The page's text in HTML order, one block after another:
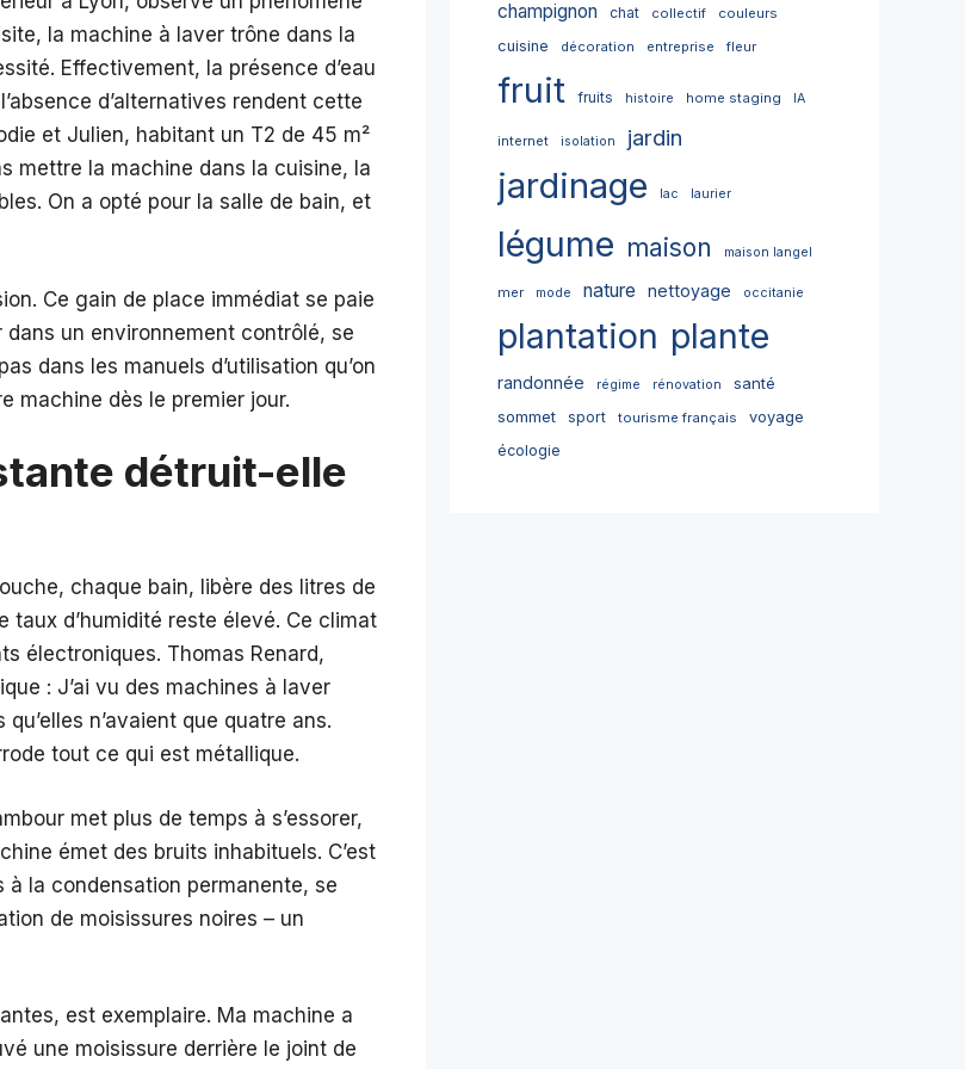
la machine à laver trône dans la
Effectivement, la présence d’eau
d’alternatives rendent cette
et Julien, habitant un T2 de 45 m²
mettre la machine dans la cuisine, la
On a opté pour la salle de bain, et
Ce gain de place immédiat se paie
un environnement contrôlé, se
dans les manuels d’utilisation qu’on
machine dès le premier jour.
détruit-elle
chaque bain, libère des litres de
taux d’humidité reste élevé. Ce climat
électroniques. Thomas Renard,
: J’ai vu des machines à laver
n’avaient que quatre ans.
tout ce qui est métallique.
met plus de temps à s’essorer,
émet des bruits inhabituels. C’est
la condensation permanente, se
de moisissures noires – un
est exemplaire. Ma machine a
une moisissure derrière le joint de
champignon chat collectif couleurs
cuisine décoration entreprise fleur
fruit fruits histoire home staging IA
internet isolation jardin
jardinage lac laurier
légume maison maison langel
mer mode nature nettoyage occitanie
plantation plante
randonnée régime rénovation
santé
sommet
sport tourisme français
voyage
écologie